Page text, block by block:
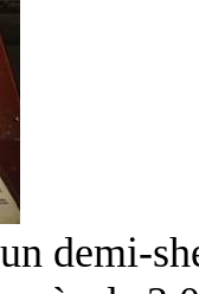
demi-